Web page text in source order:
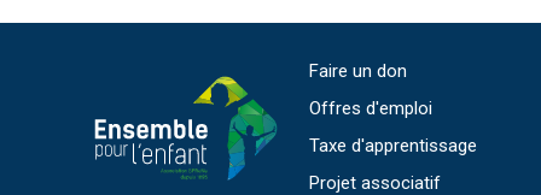
Faire un don
Offres d'emploi
Taxe d'apprentissage
Projet associatif